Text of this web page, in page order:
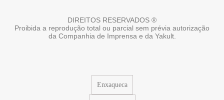
DIREITOS RESERVADOS ®
Proibida a reprodução total ou parcial sem prévia autorização
da Companhia de Imprensa e da Yakult.
Enxaqueca